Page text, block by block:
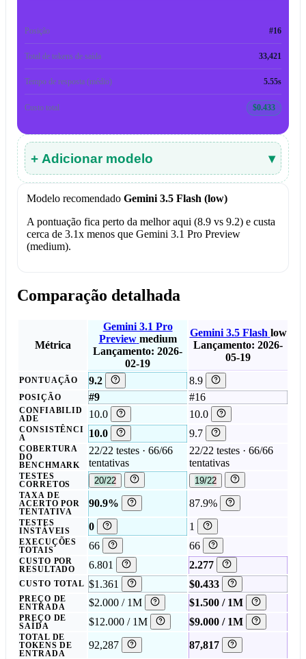
Posição #16
Total de tokens de saída 33,421
Tempo de resposta (médio) 5.55s
Custo total $0.433
+ Adicionar modelo ▾
Modelo recomendado Gemini 3.5 Flash (low)
A pontuação fica perto da melhor aqui (8.9 vs 9.2) e custa
cerca de 3.1x menos que Gemini 3.1 Pro Preview
(medium).
Comparação detalhada
Métrica
Gemini 3.1 Pro
Preview medium
Lançamento: 2026-
02-19
Gemini 3.5 Flash low
Lançamento: 2026-
05-19
PONTUAÇÃO 9.2 8.9
POSIÇÃO #9 #16
CONFIABILID
ADE
10.0 10.0
CONSISTÊNCI
A
10.0 9.7
COBERTURA
DO
BENCHMARK
22/22 testes · 66/66
tentativas
22/22 testes · 66/66
tentativas
TESTES
CORRETOS
20/22 19/22
TAXA DE
ACERTO POR
TENTATIVA
90.9% 87.9%
TESTES
INSTÁVEIS
0 1
EXECUÇÕES
TOTAIS
66 66
CUSTO POR
RESULTADO
6.801 2.277
CUSTO TOTAL $1.361 $0.433
PREÇO DE
ENTRADA
$2.000 / 1M $1.500 / 1M
PREÇO DE
SAÍDA
$12.000 / 1M $9.000 / 1M
TOTAL DE
TOKENS DE
ENTRADA
92,287 87,817